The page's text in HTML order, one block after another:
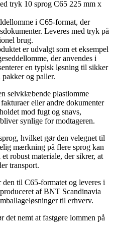
i C65-format, der
Leveres med tryk på
brug.
er udvalgt som et eksempel
der anvendes i
en typisk løsning til sikker
og paller.
selvklæbende plastlomme
eller andre dokumenter
mod fugt og snavs,
synlige for modtageren.
hvilket gør den velegnet til
mærkning på flere sprog kan
robust materiale, der sikrer, at
transport.
den til C65-formatet og leveres i
af BNT Scandinavia
til erhverv.
det nemt at fastgøre lommen på